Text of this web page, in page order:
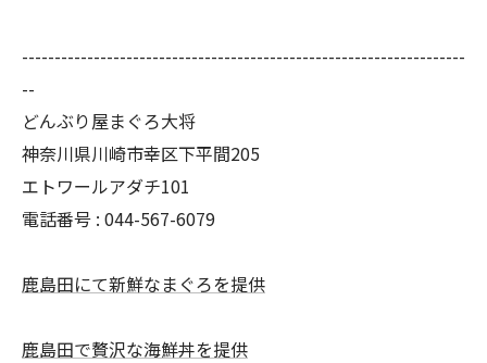
--------------------------------------------------------------------
--
どんぶり屋まぐろ大将
神奈川県川崎市幸区下平間205
エトワールアダチ101
電話番号 : 044-567-6079
鹿島田にて新鮮なまぐろを提供
鹿島田で贅沢な海鮮丼を提供